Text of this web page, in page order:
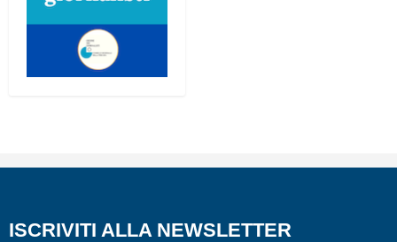
ISCRIVITI ALLA NEWSLETTER